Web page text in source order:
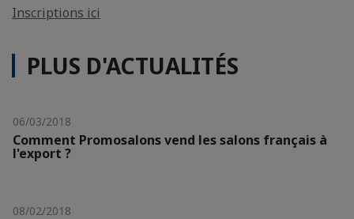
Inscriptions ici
PLUS D'ACTUALITÉS
06/03/2018
Comment Promosalons vend les salons français à
l'export ?
08/02/2018